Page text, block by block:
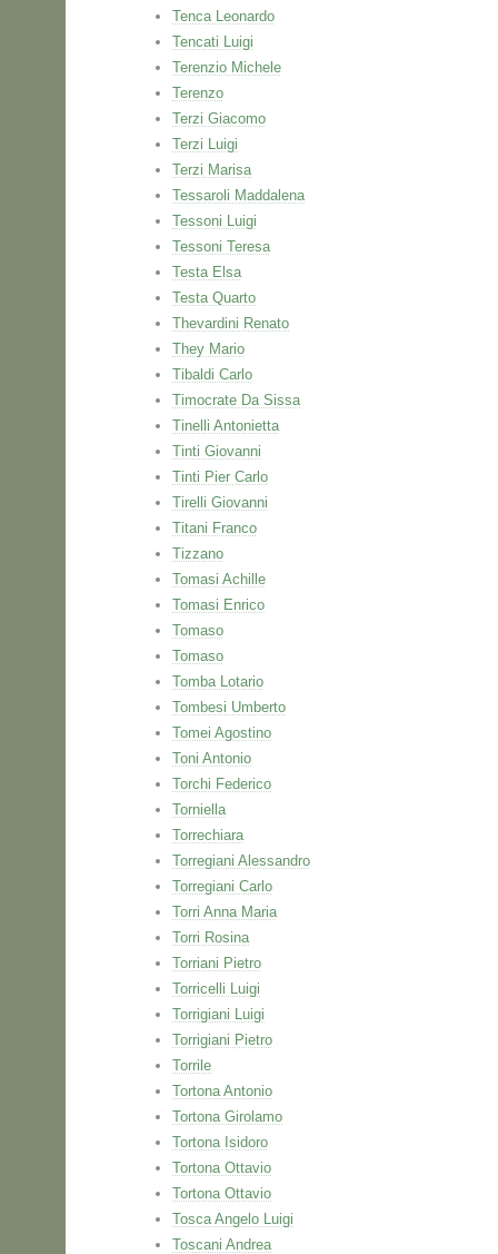
Tenca Leonardo
Tencati Luigi
Terenzio Michele
Terenzo
Terzi Giacomo
Terzi Luigi
Terzi Marisa
Tessaroli Maddalena
Tessoni Luigi
Tessoni Teresa
Testa Elsa
Testa Quarto
Thevardini Renato
They Mario
Tibaldi Carlo
Timocrate Da Sissa
Tinelli Antonietta
Tinti Giovanni
Tinti Pier Carlo
Tirelli Giovanni
Titani Franco
Tizzano
Tomasi Achille
Tomasi Enrico
Tomaso
Tomaso
Tomba Lotario
Tombesi Umberto
Tomei Agostino
Toni Antonio
Torchi Federico
Torniella
Torrechiara
Torregiani Alessandro
Torregiani Carlo
Torri Anna Maria
Torri Rosina
Torriani Pietro
Torricelli Luigi
Torrigiani Luigi
Torrigiani Pietro
Torrile
Tortona Antonio
Tortona Girolamo
Tortona Isidoro
Tortona Ottavio
Tortona Ottavio
Tosca Angelo Luigi
Toscani Andrea